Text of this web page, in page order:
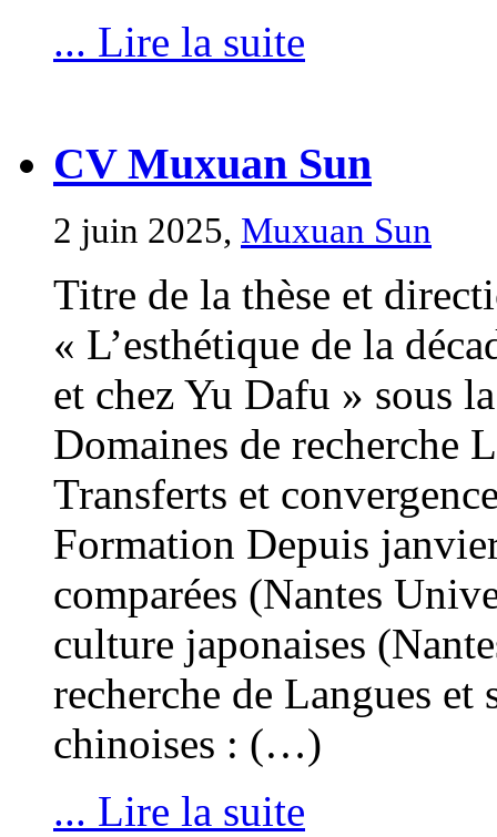
... Lire la suite
CV Muxuan Sun
2 juin 2025, Muxuan Sun
Titre de la thèse et
« L’esthétique de la
et chez Yu Dafu » sous
Domaines de recherche
Transferts et
Formation Depuis
comparées (Nantes
culture japonaises
recherche de Langues et
chinoises : (…)
... Lire la suite